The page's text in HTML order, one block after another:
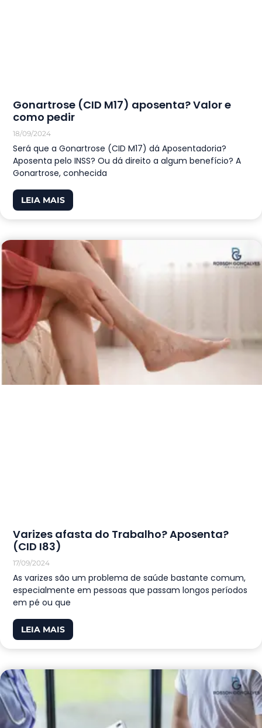
Gonartrose (CID M17) aposenta? Valor e
como pedir
18/09/2024
Será que a Gonartrose (CID M17) dá Aposentadoria?
Aposenta pelo INSS? Ou dá direito a algum benefício? A
Gonartrose, conhecida
LEIA MAIS
Varizes afasta do Trabalho? Aposenta?
(CID I83)
17/09/2024
As varizes são um problema de saúde bastante comum,
especialmente em pessoas que passam longos períodos
em pé ou que
LEIA MAIS